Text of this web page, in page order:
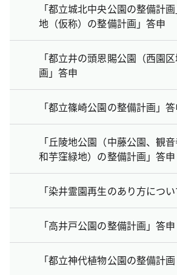
「都立城北中央公園の整備計
地（仮称）の整備計画」答申
「都立井の頭恩賜公園（西園
画」答申
「都立篠崎公園の整備計画」
「丘陵地公園（中藤公園、観
和芋窪緑地）の整備計画」答申
「染井霊園再生のあり方につ
「高井戸公園の整備計画」答申
「都立神代植物公園の整備計